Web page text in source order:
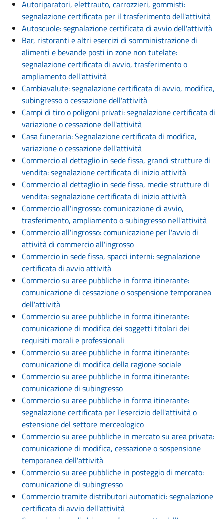
Autoriparatori, elettrauto, carrozzieri, gommisti:
segnalazione certificata per il trasferimento dell'attività
Autoscuole: segnalazione certificata di avvio dell'attività
Bar, ristoranti e altri esercizi di somministrazione di
alimenti e bevande posti in zone non tutelate:
segnalazione certificata di avvio, trasferimento o
ampliamento dell'attività
Cambiavalute: segnalazione certificata di avvio, modifica,
subingresso o cessazione dell'attività
Campi di tiro o poligoni privati: segnalazione certificata di
variazione o cessazione dell'attività
Casa funeraria: Segnalazione certificata di modifica,
variazione o cessazione dell'attività
Commercio al dettaglio in sede fissa, grandi strutture di
vendita: segnalazione certificata di inizio attività
Commercio al dettaglio in sede fissa, medie strutture di
vendita: segnalazione certificata di inizio attività
Commercio all'ingrosso: comunicazione di avvio,
trasferimento, ampliamento o subingresso nell'attività
Commercio all'ingrosso: comunicazione per l'avvio di
attività di commercio all'ingrosso
Commercio in sede fissa, spacci interni: segnalazione
certificata di avvio attività
Commercio su aree pubbliche in forma itinerante:
comunicazione di cessazione o sospensione temporanea
dell'attività
Commercio su aree pubbliche in forma itinerante:
comunicazione di modifica dei soggetti titolari dei
requisiti morali e professionali
Commercio su aree pubbliche in forma itinerante:
comunicazione di modifica della ragione sociale
Commercio su aree pubbliche in forma itinerante:
comunicazione di subingresso
Commercio su aree pubbliche in forma itinerante:
segnalazione certificata per l'esercizio dell'attività o
estensione del settore merceologico
Commercio su aree pubbliche in mercato su area privata:
comunicazione di modifica, cessazione o sospensione
temporanea dell'attività
Commercio su aree pubbliche in posteggio di mercato:
comunicazione di subingresso
Commercio tramite distributori automatici: segnalazione
certificata di avvio dell'attività